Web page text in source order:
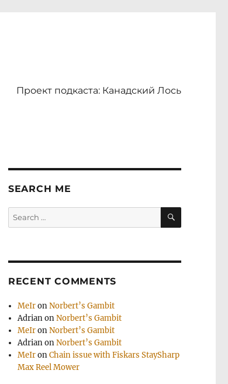
Проект подкаста: Канадский Лось
SEARCH ME
Search
for:
SEARCH
RECENT COMMENTS
MeIronNorbert’s Gambit
AdrianonNorbert’s Gambit
MeIronNorbert’s Gambit
AdrianonNorbert’s Gambit
MeIronChain issue with Fiskars StaySharp
Max Reel Mower